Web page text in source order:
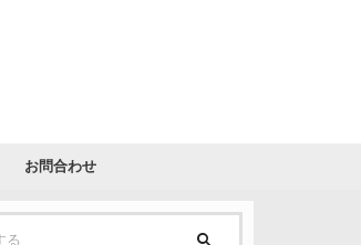
お問合わせ